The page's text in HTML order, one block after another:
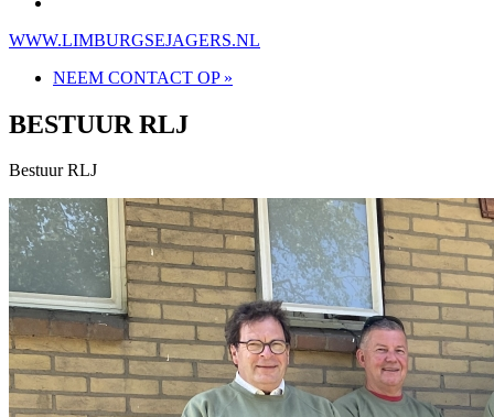
WWW.LIMBURGSEJAGERS.NL
NEEM CONTACT OP »
BESTUUR RLJ
Bestuur RLJ